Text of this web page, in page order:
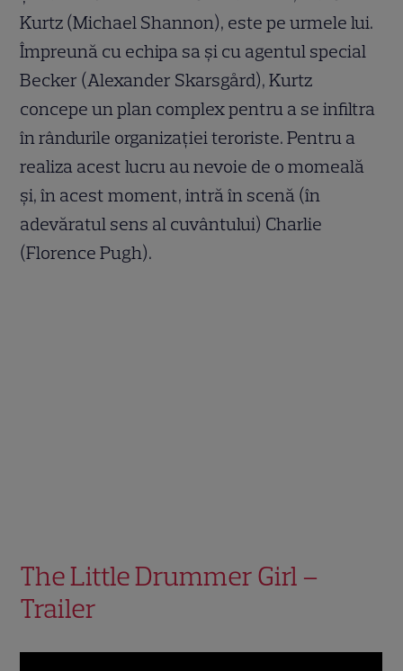
Kurtz (Michael Shannon), este pe urmele lui.
Împreună cu echipa sa și cu agentul special
Becker (Alexander Skarsgård), Kurtz
concepe un plan complex pentru a se infiltra
în rândurile organizației teroriste. Pentru a
realiza acest lucru au nevoie de o momeală
și, în acest moment, intră în scenă (în
adevăratul sens al cuvântului) Charlie
(Florence Pugh).
The Little Drummer Girl –
Trailer